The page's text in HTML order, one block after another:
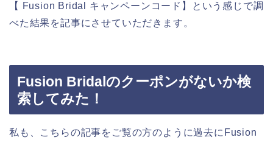
【 Fusion Bridal キャンペーンコード】という感じで調
べた結果を記事にさせていただきます。
Fusion Bridalのクーポンがないか検
索してみた！
私も、こちらの記事をご覧の方のように過去にFusion